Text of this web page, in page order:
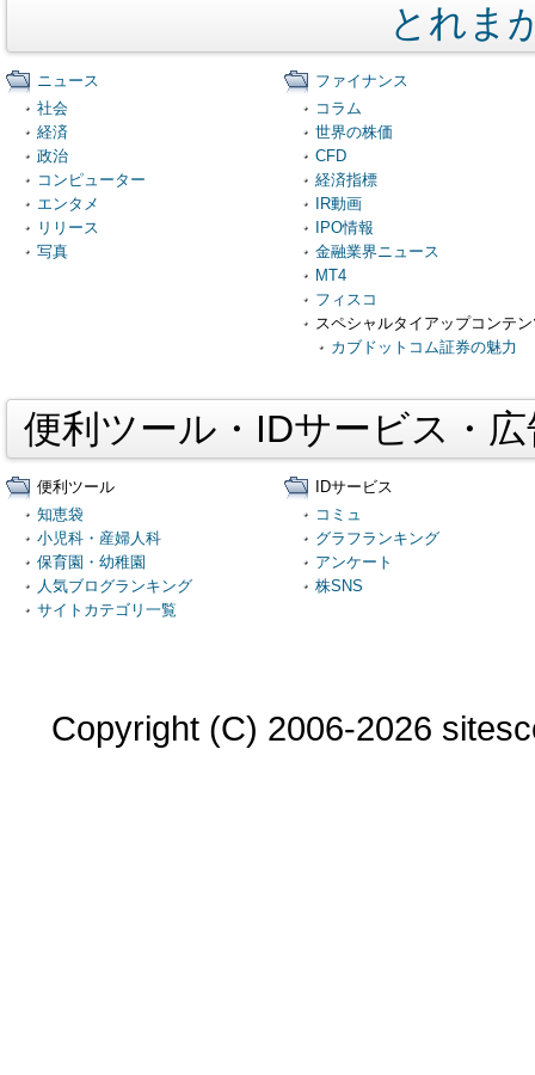
とれま
ニュース
社会
経済
政治
コンピューター
エンタメ
リリース
写真
ファイナンス
コラム
世界の株価
CFD
経済指標
IR動画
IPO情報
金融業界ニュース
MT4
フィスコ
スペシャルタイアップコンテ
カブドットコム証券の魅力
便利ツール・IDサービス・
便利ツール
知恵袋
小児科・産婦人科
保育園・幼稚園
人気ブログランキング
サイトカテゴリ一覧
IDサービス
コミュ
グラフランキング
アンケート
株SNS
Copyright (C) 2006-2026